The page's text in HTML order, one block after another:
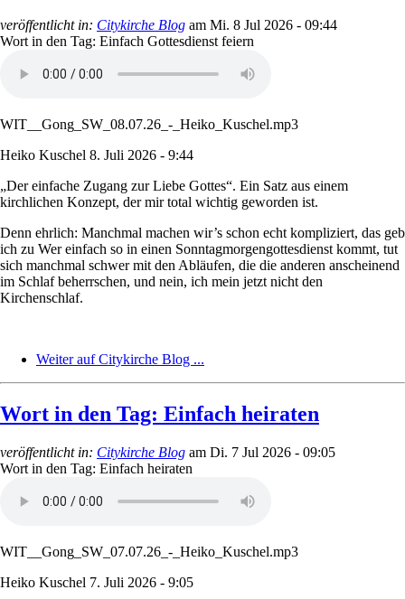
veröffentlicht in: Citykirche Blog am Mi. 8 Jul 2026 - 09:44
Wort in den Tag: Einfach Gottesdienst feiern
WIT__Gong_SW_08.07.26_-_Heiko_Kuschel.mp3
Heiko Kuschel 8. Juli 2026 - 9:44
„Der einfache Zugang zur Liebe Gottes“. Ein Satz aus einem
kirchlichen Konzept, der mir total wichtig geworden ist.
Denn ehrlich: Manchmal machen wir’s schon echt kompliziert, das geb
ich zu Wer einfach so in einen Sonntagmorgengottesdienst kommt, tut
sich manchmal schwer mit den Abläufen, die die anderen anscheinend
im Schlaf beherrschen, und nein, ich mein jetzt nicht den
Kirchenschlaf.
Weiter auf Citykirche Blog ...
Wort in den Tag: Einfach heiraten
veröffentlicht in: Citykirche Blog am Di. 7 Jul 2026 - 09:05
Wort in den Tag: Einfach heiraten
WIT__Gong_SW_07.07.26_-_Heiko_Kuschel.mp3
Heiko Kuschel 7. Juli 2026 - 9:05